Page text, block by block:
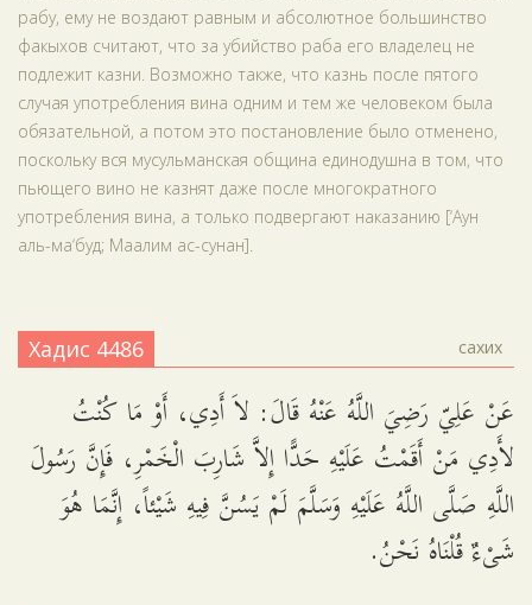
рабу, ему не воздают равным и абсолютное большинство
факыхов считают, что за убийство раба его владелец не
подлежит казни. Возможно также, что казнь после пятого
случая употребления вина одним и тем же человеком была
обязательной, а потом это постановление было отменено,
поскольку вся мусульманская община единодушна в том, что
пьющего вино не казнят даже после многократного
употребления вина, а только подвергают наказанию [‘Аун
аль-ма‘буд; Маалим ас-сунан].
Хадис 4486 сахих
عَنْ عَلِيّ رَضِيَ اللَّهُ عَنْهُ قَالَ: لاَ أَدِي، أَوْ مَا كُنْتُ
لأَدِي مَنْ أَقَمْتُ عَلَيْهِ حَدًّا إِلاَّ شَارِبَ الْخَمْرِ، فَإِنَّ رَسُولَ
اللَّهِ صَلَّى اللَّهُ عَلَيْهِ وَسَلَّمَ لَمْ يَسُنَّ فِيهِ شَيْئاً، إِنَّمَا هُوَ
شَىْءٌ قُلْنَاهُ نَحْنُ.